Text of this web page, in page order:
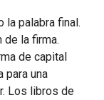
la palabra final.
de la firma.
de capital
para una
Los libros de